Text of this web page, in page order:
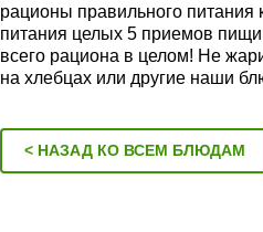
рационы правильного
питания целых 5 приемов
всего рациона в целом! Не
на хлебцах или другие наши
< НАЗАД КО ВСЕМ БЛЮДАМ